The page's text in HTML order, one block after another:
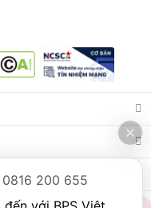
gì?
Làm lạnh, quạt gió,
sản phẩm này còn được
tiện ích đi kèm như: Hẹn
hòa di động
tháo lắp và di chuyển
200 655